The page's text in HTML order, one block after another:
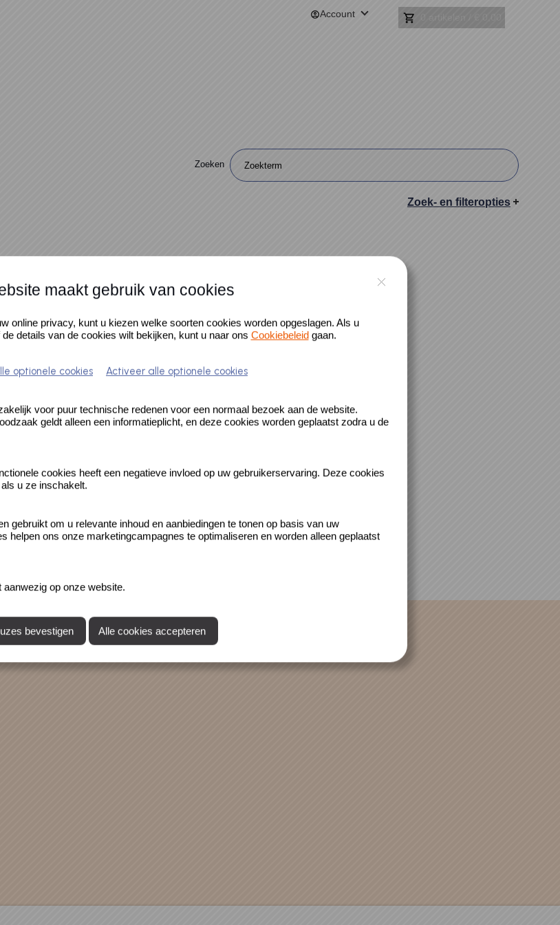
Account
Zoeken
Zoek- en filteropties
maakt gebruik van cookies
online privacy, kunt u kiezen welke soorten cookies worden opgeslagen. Als u
details van de cookies wilt bekijken, kunt u naar ons Cookiebeleidgaan.
optionele cookies Activeer alle optionele cookies
voor puur technische redenen voor een normaal bezoek aan de website.
geldt alleen een informatieplicht, en deze cookies worden geplaatst zodra u de
cookies heeft een negatieve invloed op uw gebruikerservaring. Deze cookies
u ze inschakelt.
gebruikt om u relevante inhoud en aanbiedingen te tonen op basis van uw
helpen ons onze marketingcampagnes te optimaliseren en worden alleen geplaatst
op onze website.